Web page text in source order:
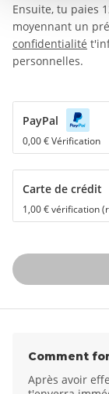
Ensuite, tu paies
moyennant un
confidentialité
personnelles.
PayPal
0,00 € Vérification
Carte de crédit
1,00 € vérification
Comment
Après avoir